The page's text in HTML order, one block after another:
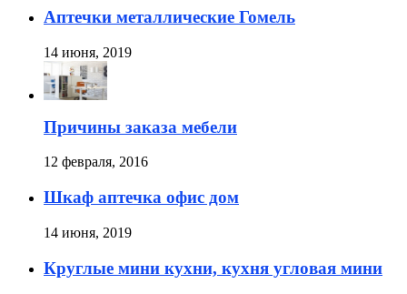
Аптечки металлические Гомель
14 июня, 2019
Причины заказа мебели
12 февраля, 2016
Шкаф аптечка офис дом
14 июня, 2019
Круглые мини кухни, кухня угловая мини